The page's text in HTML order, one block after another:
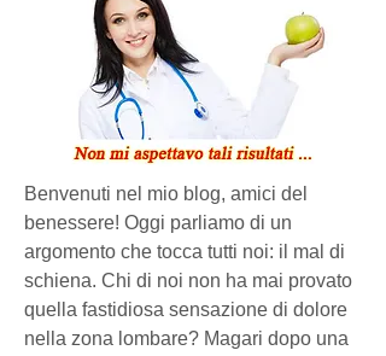
Benvenuti nel mio blog, amici del
benessere! Oggi parliamo di un
argomento che tocca tutti noi: il mal di
schiena. Chi di noi non ha mai provato
quella fastidiosa sensazione di dolore
nella zona lombare? Magari dopo una